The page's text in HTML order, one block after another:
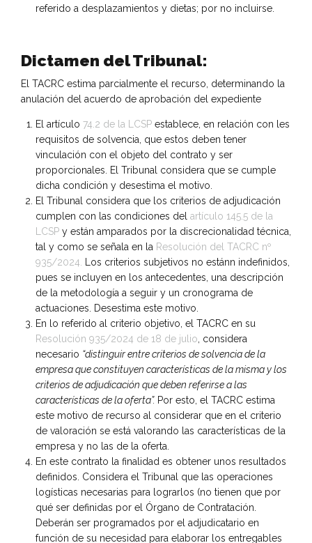
referido a desplazamientos y dietas; por no incluirse.
Dictamen del Tribunal:
El TACRC estima parcialmente el recurso, determinando la
anulación del acuerdo de aprobación del expediente
El artículo 74.2 de la LCSP establece, en relación con les
requisitos de solvencia, que estos deben tener
vinculación con el objeto del contrato y ser
proporcionales. El Tribunal considera que se cumple
dicha condición y desestima el motivo.
El Tribunal considera que los criterios de adjudicación
cumplen con las condiciones del artículo 145.5 de la
LCSP y están amparados por la discrecionalidad técnica,
tal y como se señala en la Resolución del TACRC nº
935/2024. Los criterios subjetivos no estánn indefinidos,
pues se incluyen en los antecedentes, una descripción
de la metodología a seguir y un cronograma de
actuaciones. Desestima este motivo.
En lo referido al criterio objetivo, el TACRC en su
Resolución 935/2024 de 18 de julio, considera
necesario “distinguir entre criterios de solvencia de la
empresa que constituyen características de la misma y los
criterios de adjudicación que deben referirse a las
características de la oferta”. Por esto, el TACRC estima
este motivo de recurso al considerar que en el criterio
de valoración se está valorando las características de la
empresa y no las de la oferta.
En este contrato la finalidad es obtener unos resultados
definidos. Considera el Tribunal que las operaciones
logísticas necesarias para lograrlos (no tienen que por
qué ser definidas por el Órgano de Contratación.
Deberán ser programados por el adjudicatario en
función de su necesidad para elaborar los entregables